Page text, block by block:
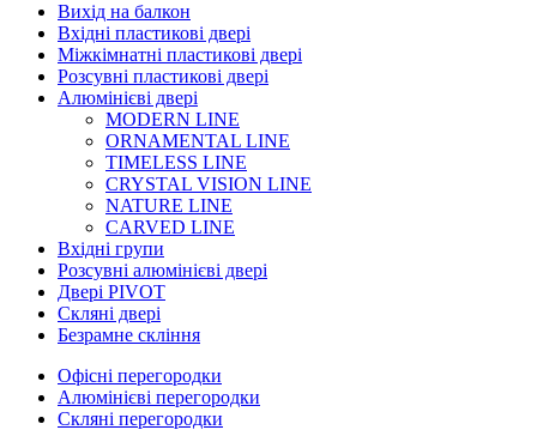
Вихід на балкон
Вхідні пластикові двері
Міжкімнатні пластикові двері
Розсувні пластикові двері
Алюмінієві двері
MODERN LINE
ORNAMENTAL LINE
TIMELESS LINE
CRYSTAL VISION LINE
NATURE LINE
CARVED LINE
Вхідні групи
Розсувні алюмінієві двері
Двері PIVOT
Скляні двері
Безрамне скління
Офісні перегородки
Алюмінієві перегородки
Скляні перегородки